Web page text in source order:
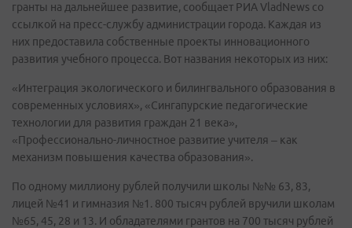
гранты на дальнейшее развитие, сообщает РИА VladNews со
ссылкой на пресс-службу администрации города. Каждая из
них предоставила собственные проекты инновационного
развития учебного процесса. Вот названия некоторых из них:
«Интеграция экологического и билингвального образования в
современных условиях», «Сингапурские педагогические
технологии для развития граждан 21 века»,
«Профессионально-личностное развитие учителя – как
механизм повышения качества образования».
По одному миллиону рублей получили школы №№ 63, 83,
лицей №41 и гимназия №1. 800 тысяч рублей вручили школам
№65, 45, 28 и 13. И обладателями грантов на 700 тысяч рублей